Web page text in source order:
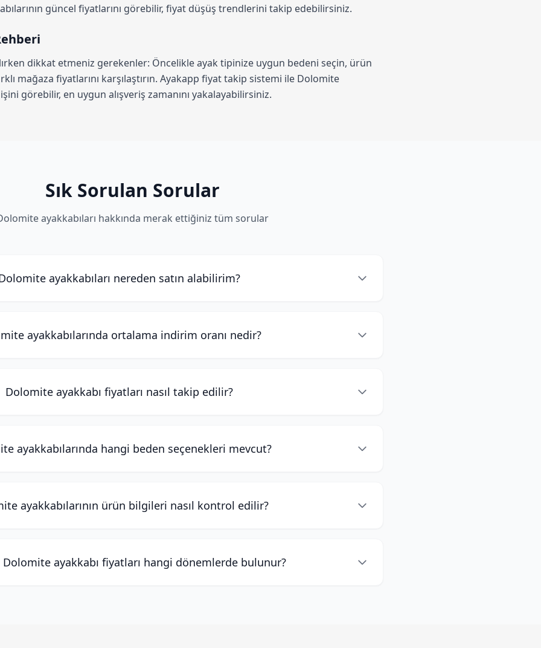
güncel fiyatlarını görebilir, fiyat düşüş trendlerini takip edebilirsiniz.
dikkat etmeniz gerekenler: Öncelikle ayak tipinize uygun bedeni seçin, ürün
mağaza fiyatlarını karşılaştırın. Ayakapp fiyat takip sistemi ile Dolomite
görebilir, en uygun alışveriş zamanını yakalayabilirsiniz.
Sık Sorulan Sorular
ayakkabıları hakkında merak ettiğiniz tüm sorular
ayakkabıları nereden satın alabilirim?
ayakkabılarında ortalama indirim oranı nedir?
Dolomite ayakkabı fiyatları nasıl takip edilir?
ayakkabılarında hangi beden seçenekleri mevcut?
ayakkabılarının ürün bilgileri nasıl kontrol edilir?
Dolomite ayakkabı fiyatları hangi dönemlerde bulunur?